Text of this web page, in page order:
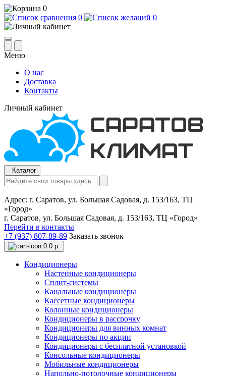
0
0
0
Меню
О нас
Доставка
Контакты
Личный кабинет
Каталог
Адрес: г. Саратов, ул. Большая Садовая, д. 153/163, ТЦ
«Город»
г. Саратов, ул. Большая Садовая, д. 153/163, ТЦ «Город»
Перейти в контакты
+7 (937) 807-89-89 Заказать звонок
0 0 р.
Кондиционеры
Настенные кондиционеры
Сплит-системы
Канальные кондиционеры
Кассетные кондиционеры
Колонные кондиционеры
Кондиционеры в рассрочку
Кондиционеры для винных комнат
Кондиционеры по акции
Кондиционеры с бесплатной установкой
Консольные кондиционеры
Мобильные кондиционеры
Напольно-потолочные кондиционеры